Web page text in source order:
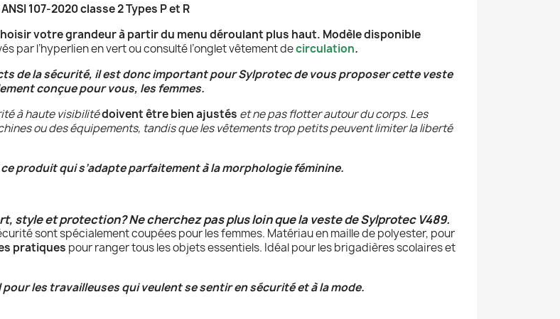
ANSI 107-2020 classe 2 Types P et R
votre grandeur à partir du menu déroulant plus haut. Modèle disponible
par l’hyperlien en vert ou consulté l’onglet vêtement decirculation.
de la sécurité, il est donc important pour Sylprotec de vous proposer cette veste
conçue pour vous, les femmes.
à haute visibilitédoivent être bien ajustés et ne pas flotter autour du corps. Les
ou des équipements, tandis que les vêtements trop petits peuvent limiter la liberté
produit qui s’adapte parfaitement à la morphologie féminine.
style et protection? Ne cherchez pas plus loin que la veste de Sylprotec V489.
sont spécialement coupées pour les femmes. Matériau en maille de polyester, pour
pratiques pour ranger tous les objets essentiels. Idéal pour les brigadières scolaires et
les travailleuses qui veulent se sentir en sécurité et à la mode.